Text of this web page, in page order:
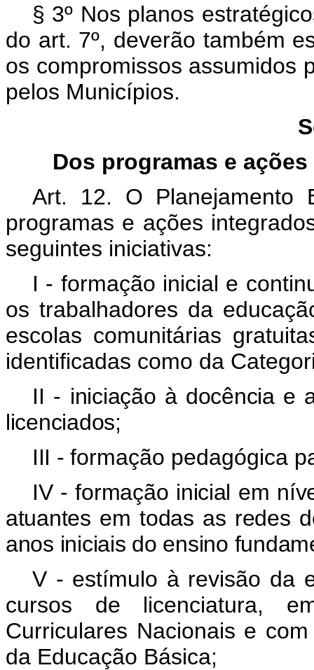
§ 3º Nos planos
do art. 7º, deverão também
os compromissos assumidos
pelos Municípios.
Dos programas e
Art. 12. O Planejamento
programas e ações
seguintes iniciativas:
I - formação inicial e
os trabalhadores da
escolas comunitárias
identificadas como da
II - iniciação à docência e
licenciados;
III -formação pedagógica
IV - formação inicial em
atuantes em todas as redes
anos iniciais do ensino
V - estímulo à revisão da
cursos de licenciatura,
Curriculares Nacionais e
da Educação Básica;